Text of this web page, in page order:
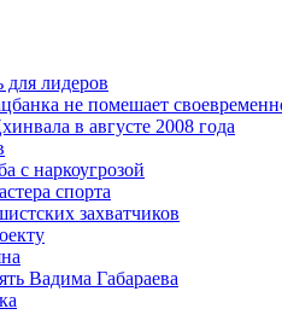
для лидеров
не помешает
в августе 2008 года
с наркоугрозой
спорта
захватчиков
Вадима Габараева